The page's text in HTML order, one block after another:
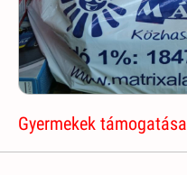
Gyermekek támogatása